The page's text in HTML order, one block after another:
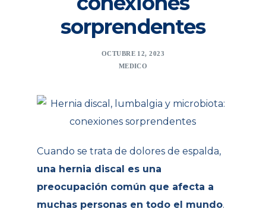
sorprendentes
OCTUBRE 12, 2023
MEDICO
Cuando se trata de dolores de espalda,
una hernia discal es una
preocupación común que afecta a
muchas personas en todo el mundo.